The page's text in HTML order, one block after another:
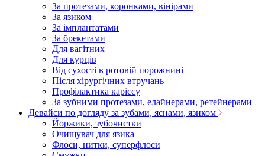
За протезами, коронками, вінірами
За язиком
За імплантатами
За брекетами
Для вагітних
Для курців
Від сухості в ротовій порожнині
Після хірургічних втручань
Профілактика карієсу
За зубними протезами, елайнерами, ретейнерами
Девайси по догляду за зубами, яснами, язиком
Йоржики, зубочистки
Очищувач для язика
Флоси, нитки, суперфлоси